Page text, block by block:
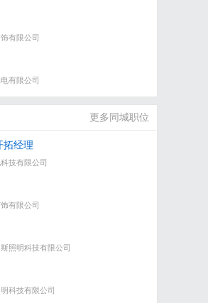
有限公司
有限公司
更多同城职位
拓经理
技有限公司
有限公司
照明科技有限公司
科技有限公司